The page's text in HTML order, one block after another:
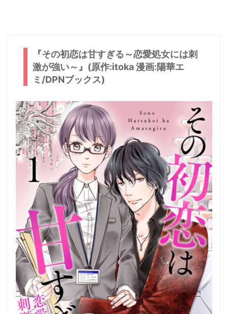
『その初恋は甘すぎる～恋愛処女には刺
激が強い～』(原作:itoka 漫画:陽華エ
ミ/DPNブックス)